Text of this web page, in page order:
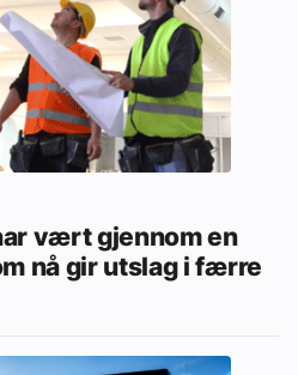
vært gjennom en
nå gir utslag i færre